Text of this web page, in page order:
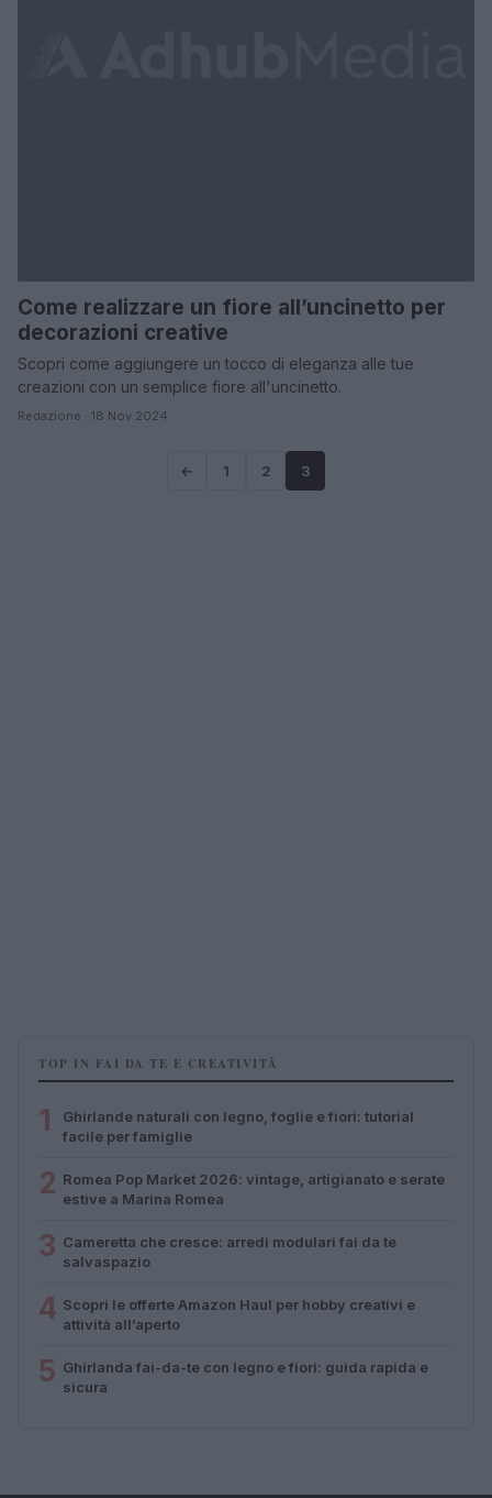
Come realizzare un fiore all’uncinetto per
decorazioni creative
Scopri come aggiungere un tocco di eleganza alle tue
creazioni con un semplice fiore all'uncinetto.
Redazione · 18 Nov 2024
← 1 2 3
TOP IN FAI DA TE E CREATIVITÀ
1
Ghirlande naturali con legno, foglie e fiori: tutorial
facile per famiglie
2 Romea Pop Market 2026: vintage, artigianato e serate
estive a Marina Romea
3 Cameretta che cresce: arredi modulari fai da te
salvaspazio
4 Scopri le offerte Amazon Haul per hobby creativi e
attività all’aperto
5 Ghirlanda fai-da-te con legno e fiori: guida rapida e
sicura